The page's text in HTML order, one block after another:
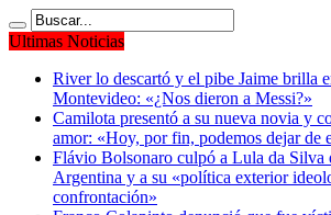
Ultimas Noticias
River lo descartó y el pibe Jaime brilla
Montevideo: «¿Nos dieron a Messi?»
Camilota presentó a su nueva novia y
amor: «Hoy, por fin, podemos dejar de
Flávio Bolsonaro culpó a Lula da Silva
Argentina y a su «política exterior
confrontación»